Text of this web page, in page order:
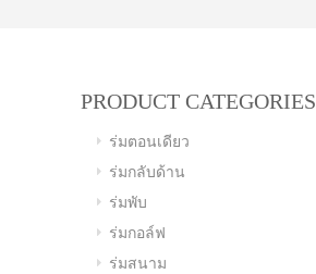
PRODUCT CATEGORIES
ร่มตอนเดียว
ร่มกลับด้าน
ร่มพับ
ร่มกอล์ฟ
ร่มสนาม